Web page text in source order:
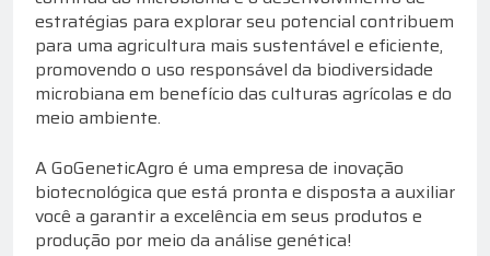
estratégias para explorar seu potencial contribuem
para uma agricultura mais sustentável e eficiente,
promovendo o uso responsável da biodiversidade
microbiana em benefício das culturas agrícolas e do
meio ambiente.
A GoGeneticAgro é uma empresa de inovação
biotecnológica que está pronta e disposta a auxiliar
você a garantir a excelência em seus produtos e
produção por meio da análise genética!